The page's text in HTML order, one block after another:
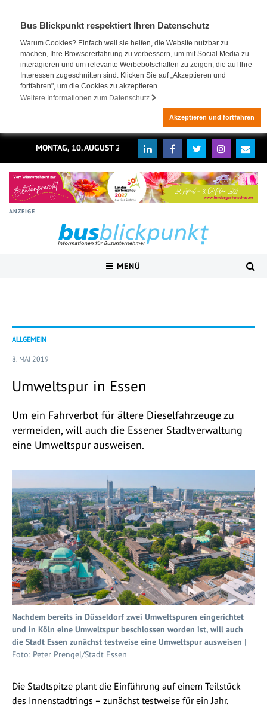
Bus Blickpunkt respektiert Ihren Datenschutz
Warum Cookies? Einfach weil sie helfen, die Website nutzbar zu
machen, Ihre Browsererfahrung zu verbessern, um mit Social Media zu
interagieren und um relevante Werbebotschaften zu zeigen, die auf Ihre
Interessen zugeschnitten sind. Klicken Sie auf „Akzeptieren und
fortfahren", um die Cookies zu akzeptieren.
Weitere Informationen zum Datenschutz
Akzeptieren und fortfahren
MONTAG, 10. AUGUST 2026
ANZEIGE
MENÜ
ALLGEMEIN
8. MAI 2019
Umweltspur in Essen
Um ein Fahrverbot für ältere Dieselfahrzeuge zu
vermeiden, will auch die Essener Stadtverwaltung
eine Umweltspur ausweisen.
Nachdem bereits in Düsseldorf zwei Umweltspuren eingerichtet
und in Köln eine Umweltspur beschlossen worden ist, will auch
die Stadt Essen zunächst testweise eine Umweltspur ausweisen |
Foto: Peter Prengel/Stadt Essen
Die Stadtspitze plant die Einführung auf einem Teilstück
des Innenstadtrings – zunächst testweise für ein Jahr.